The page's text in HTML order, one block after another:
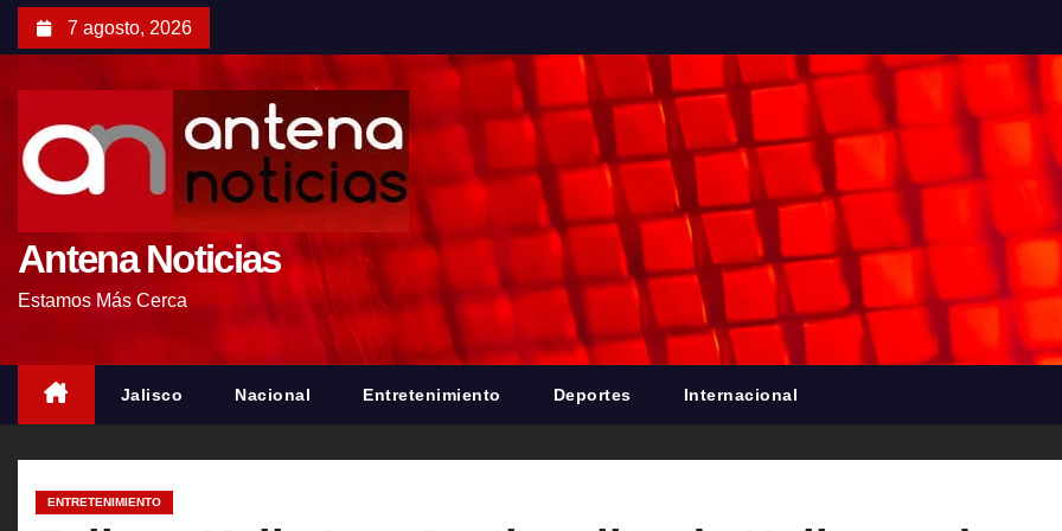
7 agosto, 2026
Antena Noticias
Estamos Más Cerca
Jalisco Nacional Entretenimiento Deportes Internacional
ENTRETENIMIENTO